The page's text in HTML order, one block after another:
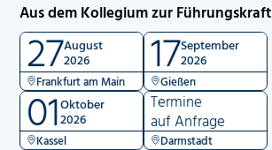
Aus dem Kollegium zur Führungskraft
27August
2026
Frankfurt am Main 17September
2026
Gießen
01Oktober
2026
Kassel
Termine
auf Anfrage
Darmstadt